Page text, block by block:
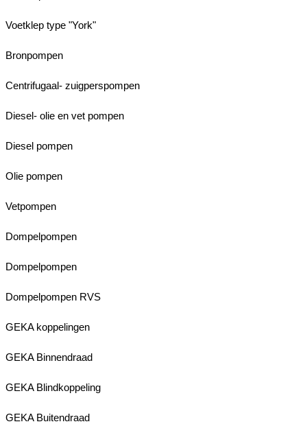
Voetklep type "York"
Bronpompen
Centrifugaal- zuigperspompen
Diesel- olie en vet pompen
Diesel pompen
Olie pompen
Vetpompen
Dompelpompen
Dompelpompen
Dompelpompen RVS
GEKA koppelingen
GEKA Binnendraad
GEKA Blindkoppeling
GEKA Buitendraad